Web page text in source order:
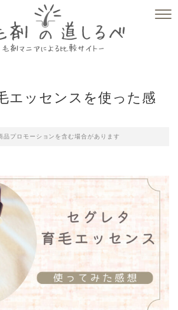
エッセンスを使った感
品プロモーションを含む場合があります